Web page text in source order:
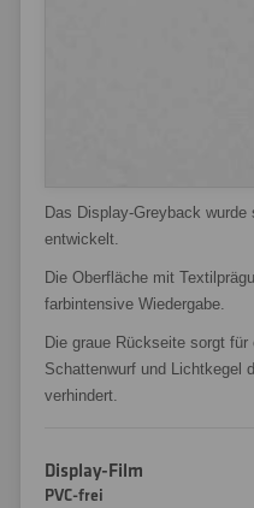
Das Display-Greyback
entwickelt.
Die Oberfläche mit
farbintensive Wiedergabe.
Die graue Rückseite sorgt
Schattenwurf und Lichtkegel
verhindert.
Display-Film
PVC-frei